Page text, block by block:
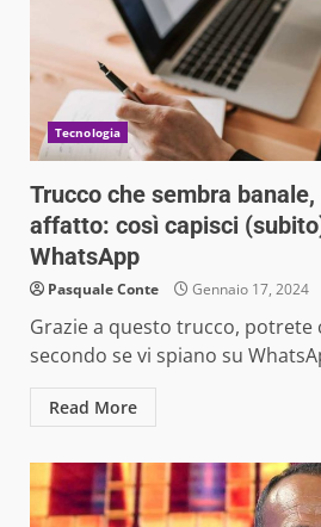
Tecnologia
Trucco che sembra
affatto: così capisci
WhatsApp
Pasquale Conte Gennaio 17, 2024
Grazie a questo trucco, potrete
secondo se vi spiano su
Read More